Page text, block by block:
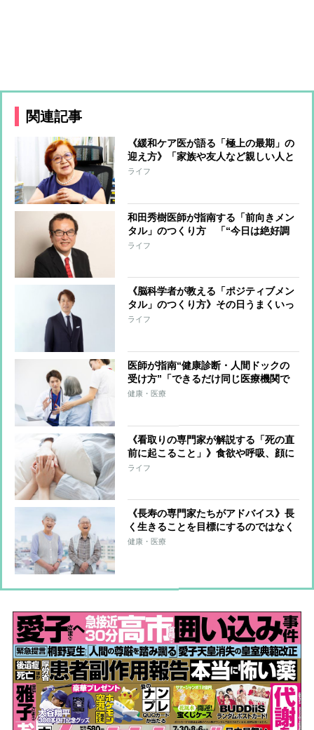
関連記事
《緩和ケア医が語る「極上の最期」の
迎え方》「家族や友人など親しい人と
人生会議を開いて、自分の意思をしっ
ライフ
和田秀樹医師が指南する「前向きメン
タル」のつくり方 「“今日は絶好調
だ”“いい気分だ”と思っていれば自己
ライフ
《脳科学者が教える「ポジティブメン
タル」のつくり方》その日うまくいっ
たことを5つ選んでメモする“成功日
ライフ
医師が指南“健康診断・人間ドックの
受け方”「できるだけ同じ医療機関で
受診して年単位の変化を把握」「結果
に】
健康・医療
《看取りの専門家が解説する「死の直
前に起こること」》食欲や呼吸、顔に
現れる兆候、家族を驚かせる「お迎え
ライフ
《長寿の専門家たちがアドバイス》長
く生きることを目標にするのではなく
「気づいたら長生きしていた」が理
健康・医療